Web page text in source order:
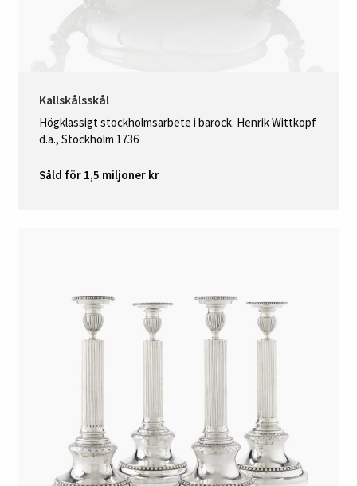
Kallskålsskål
Högklassigt stockholmsarbete i barock. Henrik Wittkopf
d.ä., Stockholm 1736
Såld för 1,5 miljoner kr